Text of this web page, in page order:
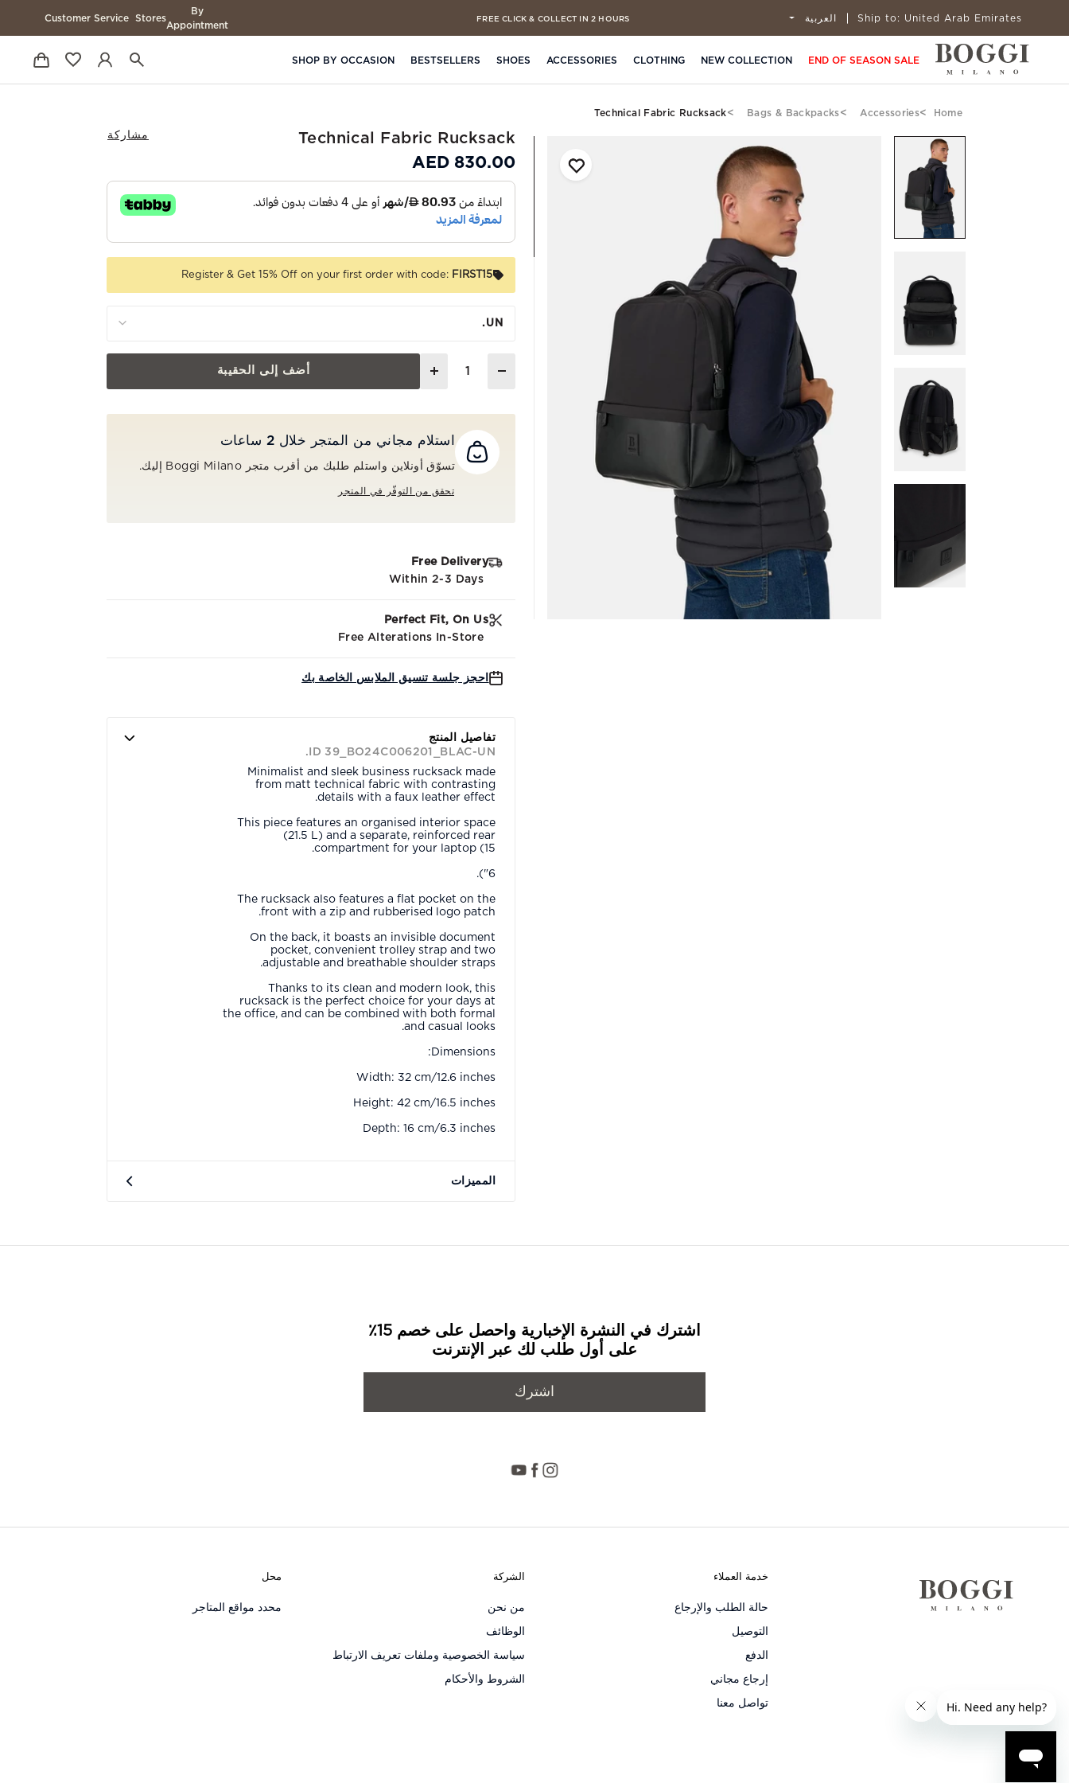
Ship to: United Arab Emirates العربية FREE CLICK & COLLECT IN 2 HOURS
By
Appointment
Stores
Customer Service
END OF SEASON SALE
NEW COLLECTION
CLOTHING
ACCESSORIES
SHOES
BESTSELLERS
SHOP BY OCCASION
Home
Accessories
Bags & Backpacks
Technical Fabric Rucksack
مشاركة Technical Fabric Rucksack
830.00 AED
Register & Get 15% Off on your first order with code: FIRST15
UN.
أضف إلى الحقيبة
استلام مجاني من المتجر خلال 2 ساعات
تسوّق أونلاين واستلم طلبك من أقرب متجر Boggi Milano إليك.
تحقق من التوفّر في المتجر
Free Delivery
Within 2-3 Days
Perfect Fit, On Us
Free Alterations In-Store
احجز جلسة تنسيق الملابس الخاصة بك
تفاصيل المنتج
ID 39_BO24C006201_BLAC-UN.
Minimalist and sleek business rucksack made
from matt technical fabric with contrasting
details with a faux leather effect.
This piece features an organised interior space
(21.5 L) and a separate, reinforced rear
compartment for your laptop (15.
6").
The rucksack also features a flat pocket on the
front with a zip and rubberised logo patch.
On the back, it boasts an invisible document
pocket, convenient trolley strap and two
adjustable and breathable shoulder straps.
Thanks to its clean and modern look, this
rucksack is the perfect choice for your days at
the office, and can be combined with both formal
and casual looks.
Dimensions:
Width: 32 cm/12.6 inches
Height: 42 cm/16.5 inches
Depth: 16 cm/6.3 inches
المميزات
اشترك في النشرة الإخبارية واحصل على خصم 15٪
على أول طلب لك عبر الإنترنت
اشترك
خدمة العملاء
حالة الطلب والإرجاع
التوصيل
الدفع
إرجاع مجاني
تواصل معنا
الشركة
من نحن
الوظائف
سياسة الخصوصية وملفات تعريف الارتباط
الشروط والأحكام
محل
محدد مواقع المتاجر